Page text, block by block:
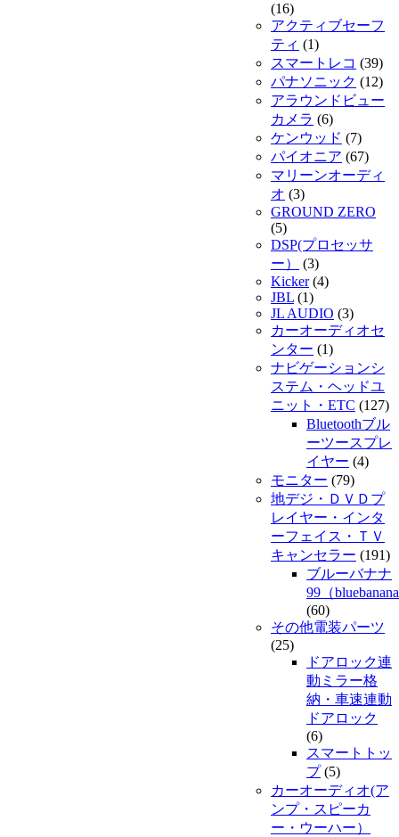
(16)
アクティブセーフ
ティ (1)
スマートレコ (39)
パナソニック (12)
アラウンドビュー
カメラ (6)
ケンウッド (7)
パイオニア (67)
マリーンオーディ
オ (3)
GROUND ZERO
(5)
DSP(プロセッサ
ー）
(3)
Kicker(4)
JBL (1)
JL AUDIO (3)
カーオーディオセ
ンター (1)
ナビゲーションシ
ステム・ヘッドユ
ニット・ETC (127)
Bluetoothブル
ーツースプレ
イヤー (4)
モニター (79)
地デジ・ＤＶＤプ
レイヤー・インタ
ーフェイス・ＴＶ
キャンセラー (191)
ブルーバナナ
99（
(60)
その他電装パーツ
(25)
ドアロック連
動ミラー格
納・車速連動
ドアロック
(6)
スマートトッ
プ(5)
カーオーディオ(ア
ンプ・スピーカ
ー・ウーハー）